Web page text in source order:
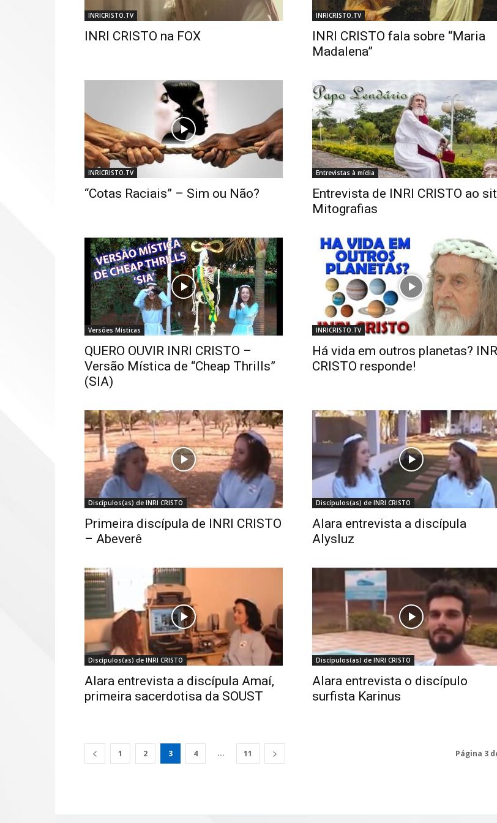
INRICRISTO.TV
INRI CRISTO na FOX
INRICRISTO.TV
INRI CRISTO fala sobre “Maria
Madalena”
INRICRISTO.TV
“Cotas Raciais” – Sim ou Não?
Entrevistas à mídia
Entrevista de INRI CRISTO ao
Mitografias
Versões Místicas
QUERO OUVIR INRI CRISTO –
Versão Mística de “Cheap Thrills”
(SIA)
INRICRISTO.TV
Há vida em outros planetas?
CRISTO responde!
Discípulos(as) de INRI CRISTO
Primeira discípula de INRI CRISTO
– Abeverê
Discípulos(as) de INRI CRISTO
Alara entrevista a discípula
Alysluz
Discípulos(as) de INRI CRISTO
Alara entrevista a discípula Amaí,
primeira sacerdotisa da SOUST
Discípulos(as) de INRI CRISTO
Alara entrevista o discípulo
surfista Karinus
1 2 3 4 ... 11 Página 3